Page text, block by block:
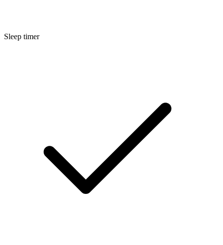
Sleep timer